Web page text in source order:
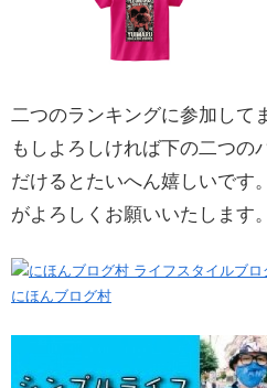
二つのランキングに参加して
もしよろしければ下の二つの
だけるとたいへん嬉しいです
がよろしくお願いいたします。
にほんブログ村